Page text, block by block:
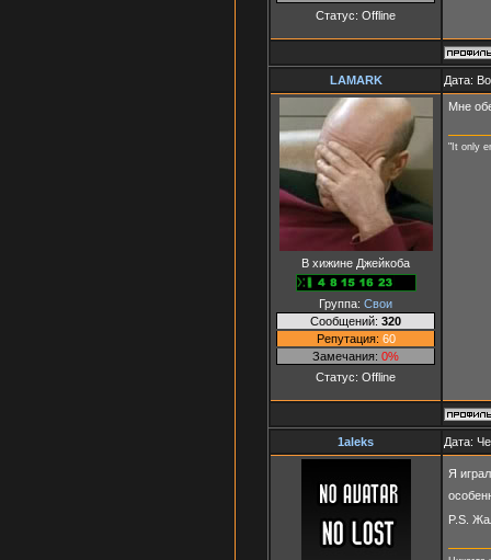
Статус: Offline
LAMARK Дата:
В хижине Джейкоба
Группа: Свои
Сообщений: 320
Репутация: 60
Замечания: 0%
Статус: Offline
Мне
"It only
1aleks Дата:
Я
P.S.